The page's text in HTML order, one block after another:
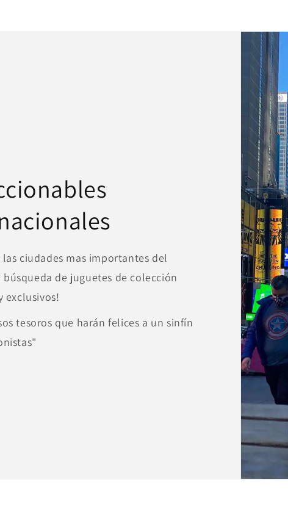
las ciudades mas importantes del
de juguetes de colección
exclusivos!
tesoros que harán felices a un sinfín
tarjeta de
Agrega tu producto al carrito y
En tu cuenta de Mercado Pago,
y confirma.
con saldo
Crédito sujeto a
¿Tienes dudas? Consulta